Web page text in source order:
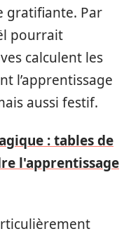
gratifiante. Par
pourrait
calculent les
l’apprentissage
aussi festif.
: tables de
l'apprentissage